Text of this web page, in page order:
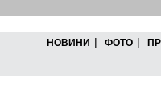
НОВИНИ | ФОТО |